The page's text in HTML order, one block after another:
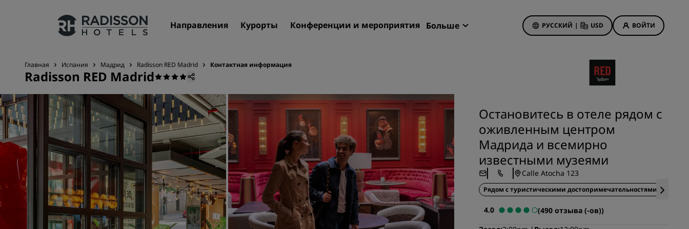
Направления Курорты Конференции и мероприятия Больше РУССКИЙ | USD ВОЙТИ
Наши бренды
Бренды Radisson Hotels
Направления
Курорты
Апартаменты с обслуживанием
Отели при аэропорте
Новые и будущие отели
Конференции и мероприятия
Откройте для себя Radisson
Meetings
предложения
Выигрыш с первого раза
Тариф «Предложения дня»
Бронируйте заранее
Ознакомьтесь с нашими
пакетами услуг
Идеи для путешествий
Главная Испания Мадрид Radisson RED Madrid Контактная информация
Radisson RED Madrid
Остановитесь в отеле рядом с
оживленным центром
Мадрида и всемирно
известными музеями
Calle Atocha 123
Рядом с туристическими достопримечательностями
4.0
(490 отзыва (-ов))